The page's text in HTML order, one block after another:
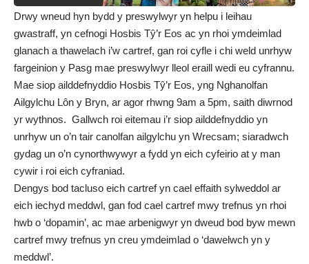
Drwy wneud hyn bydd y preswylwyr yn helpu i leihau
gwastraff, yn cefnogi Hosbis Tŷ’r Eos ac yn rhoi ymdeimlad
glanach a thawelach i’w cartref, gan roi cyfle i chi weld unrhyw
fargeinion y Pasg mae preswylwyr lleol eraill wedi eu cyfrannu.
Mae siop ailddefnyddio Hosbis Tŷ’r Eos, yng Nghanolfan
Ailgylchu Lôn y Bryn, ar agor rhwng 9am a 5pm, saith diwrnod
yr wythnos. Gallwch roi eitemau i’r siop ailddefnyddio yn
unrhyw un o’n tair canolfan ailgylchu yn Wrecsam; siaradwch
gydag un o’n cynorthwywyr a fydd yn eich cyfeirio at y man
cywir i roi eich cyfraniad.
Dengys bod tacluso eich cartref yn cael effaith sylweddol ar
eich iechyd meddwl, gan fod cael cartref mwy trefnus yn rhoi
hwb o ‘dopamin’, ac mae arbenigwyr yn dweud bod byw mewn
cartref mwy trefnus yn creu ymdeimlad o ‘dawelwch yn y
meddwl’.